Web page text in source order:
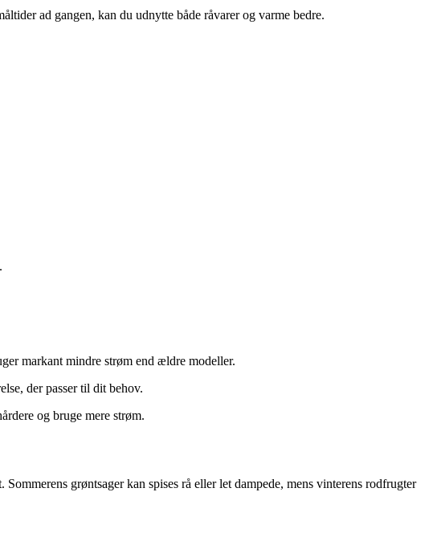
ad gangen, kan du udnytte både råvarer og varme bedre.
markant mindre strøm end ældre modeller.
der passer til dit behov.
og bruge mere strøm.
grøntsager kan spises rå eller let dampede, mens vinterens rodfrugter